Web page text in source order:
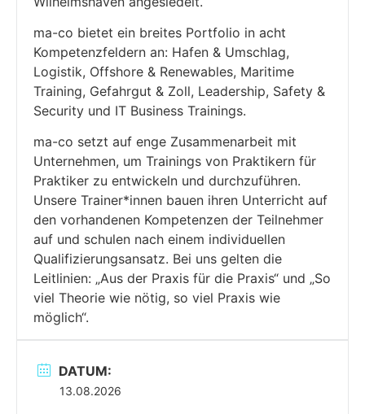
ma-co bietet ein breites Portfolio in acht
Kompetenzfeldern an: Hafen & Umschlag,
Logistik, Offshore & Renewables, Maritime
Training, Gefahrgut & Zoll, Leadership, Safety &
Security und IT Business Trainings.
ma-co setzt auf enge Zusammenarbeit mit
Unternehmen, um Trainings von Praktikern für
Praktiker zu entwickeln und durchzuführen.
Unsere Trainer*innen bauen ihren Unterricht auf
den vorhandenen Kompetenzen der Teilnehmer
auf und schulen nach einem individuellen
Qualifizierungsansatz. Bei uns gelten die
Leitlinien: „Aus der Praxis für die Praxis“ und „So
viel Theorie wie nötig, so viel Praxis wie
möglich“.
DATUM:
13.08.2026